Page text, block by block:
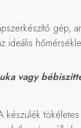
gép,
ideális
vagy
készülék